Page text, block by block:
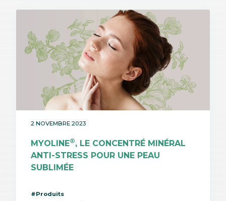
2 NOVEMBRE 2023
MYOLINE®, LE CONCENTRÉ MINÉRAL
ANTI-STRESS POUR UNE PEAU
SUBLIMÉE
#Produits